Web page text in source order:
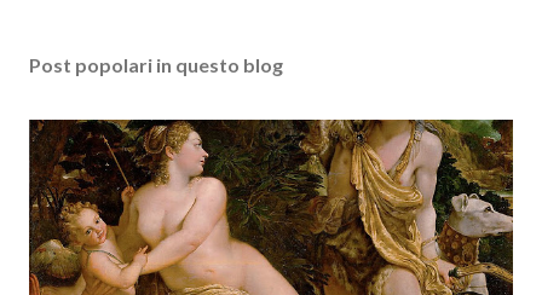
Post popolari in questo blog